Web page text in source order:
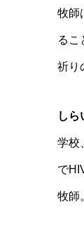
牧師
るこ
祈り
しら
学校
で
牧師